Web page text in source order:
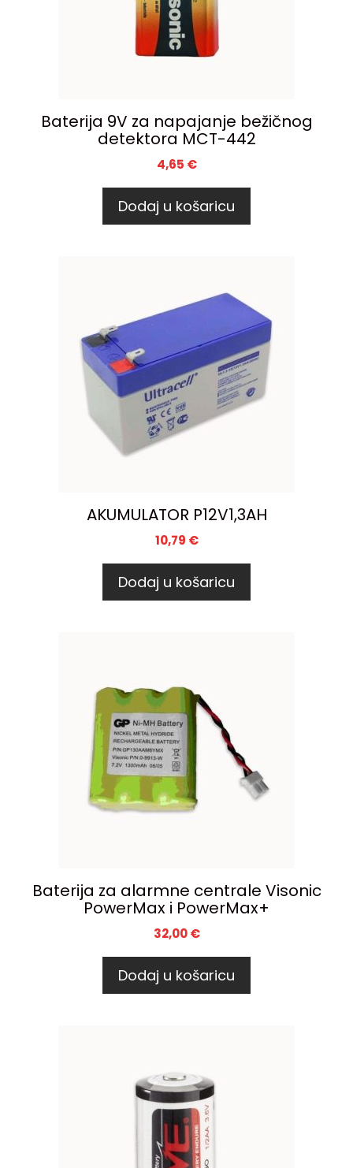
Baterija 9V za napajanje bežičnog
detektora MCT-442
4,65 €
Dodaj u košaricu
AKUMULATOR P12V1,3AH
10,79 €
Dodaj u košaricu
Baterija za alarmne centrale Visonic
PowerMax i PowerMax+
32,00€
Dodaj u košaricu